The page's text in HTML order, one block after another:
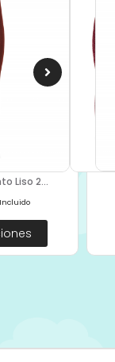
Liso 2...